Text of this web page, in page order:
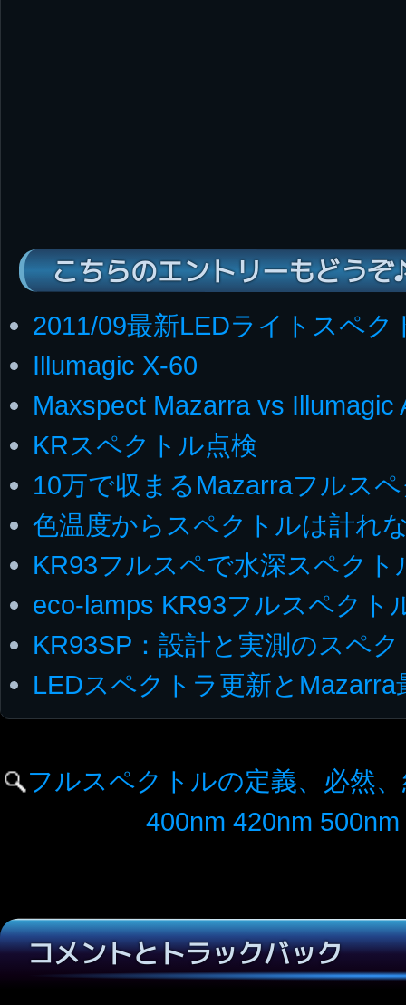
こちらのエントリーもどうぞ
2011/09最新LEDライトスペク
Illumagic X-60
Maxspect Mazarra vs Illumagic
KRスペクトル点検
10万で収まるMazarraフルス
色温度からスペクトルは計れ
KR93フルスペで水深スペクト
eco-lamps KR93フルスペクト
KR93SP：設計と実測のスペ
LEDスペクトラ更新とMazarra
フルスペクトルの定義、必然
400nm 420nm
コメントとトラックバック